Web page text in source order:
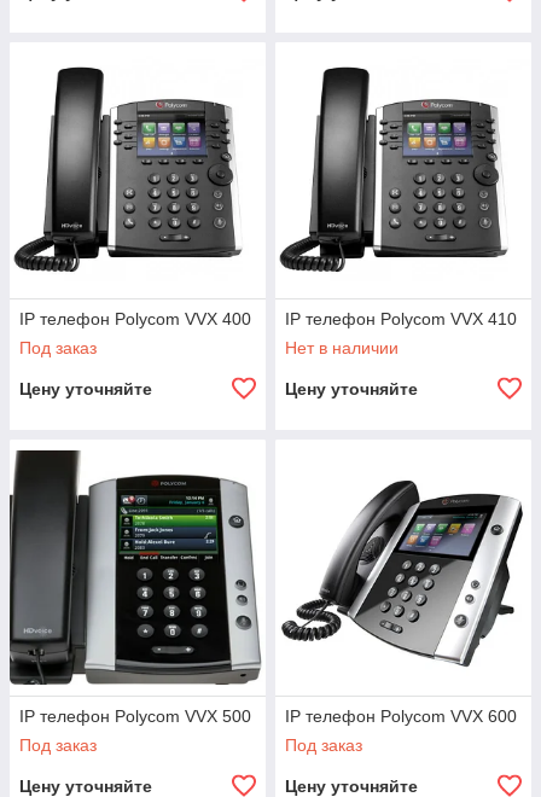
IP телефон Polycom VVX 400
Под заказ
Цену уточняйте
IP телефон Polycom VVX 410
Нет в наличии
Цену уточняйте
IP телефон Polycom VVX 500
Под заказ
Цену уточняйте
IP телефон Polycom VVX 600
Под заказ
Цену уточняйте